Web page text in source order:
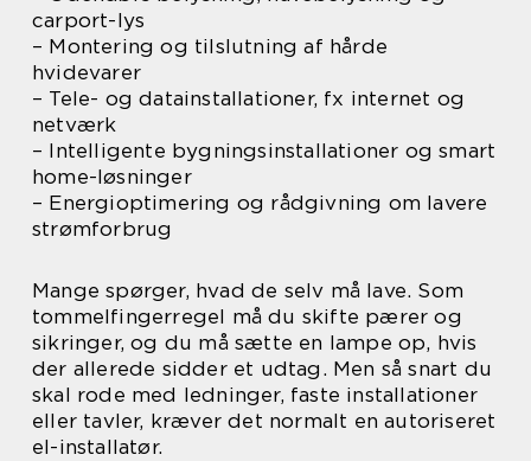
carport-lys
– Montering og tilslutning af hårde
hvidevarer
– Tele- og datainstallationer, fx internet og
netværk
– Intelligente bygningsinstallationer og smart
home-løsninger
– Energioptimering og rådgivning om lavere
strømforbrug
Mange spørger, hvad de selv må lave. Som
tommelfingerregel må du skifte pærer og
sikringer, og du må sætte en lampe op, hvis
der allerede sidder et udtag. Men så snart du
skal rode med ledninger, faste installationer
eller tavler, kræver det normalt en autoriseret
el-installatør.